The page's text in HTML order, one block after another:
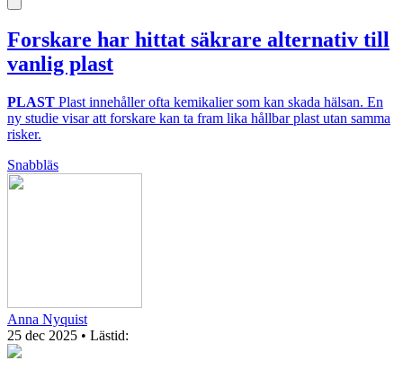
Forskare har hittat säkrare alternativ till
vanlig plast
PLAST Plast innehåller ofta kemikalier som kan skada hälsan. En
ny studie visar att forskare kan ta fram lika hållbar plast utan samma
risker.
Snabbläs
Anna Nyquist
25 dec 2025 • Lästid: